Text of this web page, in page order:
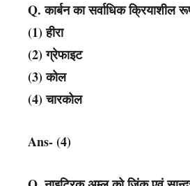
Q. कार्बन का सर्वाधिक क्रियाशील
(1) हीरा
(2) ग्रेफाइट
(3) कोल
(4) चारकोल
Ans- (4)